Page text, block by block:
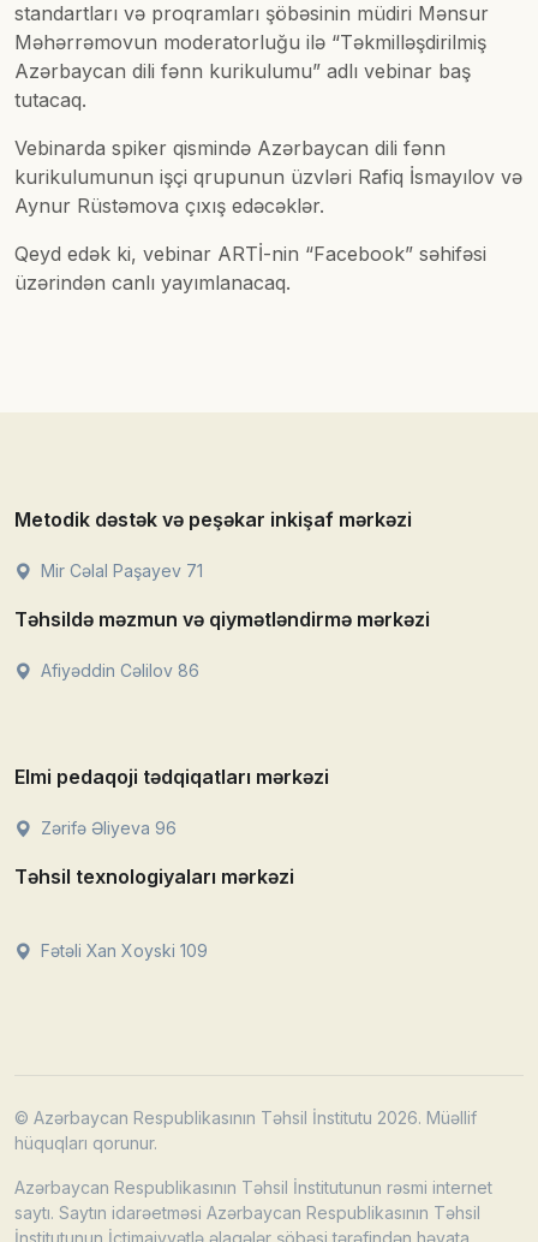
standartları və proqramları şöbəsinin müdiri Mənsur
Məhərrəmovun moderatorluğu ilə “Təkmilləşdirilmiş
Azərbaycan dili fənn kurikulumu” adlı vebinar baş
tutacaq.
Vebinarda spiker qismində Azərbaycan dili fənn
kurikulumunun işçi qrupunun üzvləri Rafiq İsmayılov və
Aynur Rüstəmova çıxış edəcəklər.
Qeyd edək ki, vebinar ARTİ-nin “Facebook” səhifəsi
üzərindən canlı yayımlanacaq.
Metodik dəstək və peşəkar inkişaf mərkəzi
Mir Cəlal Paşayev 71
Təhsildə məzmun və qiymətləndirmə mərkəzi
Afiyəddin Cəlilov 86
Elmi pedaqoji tədqiqatları mərkəzi
Zərifə Əliyeva 96
Təhsil texnologiyaları mərkəzi
Fətəli Xan Xoyski 109
© Azərbaycan Respublikasının Təhsil İnstitutu 2026. Müəllif
hüquqları qorunur.
Azərbaycan Respublikasının Təhsil İnstitutunun rəsmi internet
saytı. Saytın idarəetməsi Azərbaycan Respublikasının Təhsil